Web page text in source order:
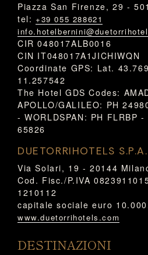
Piazza San Firenze, 29 -
tel: +39 055 288621
CIR 048017ALB0016
CIN IT048017A1JICHIWQN
Coordinate GPS: Lat.
11.257542
The Hotel GDS Codes:
APOLLO/GALILEO: PH
- WORLDSPAN: PH FLRBP -
65826
DUETORRIHOTELS S.P.A.
Via Solari, 19 - 20144
Cod. Fisc./P.IVA
1210112
capitale sociale euro
www.duetorrihotels.com
DESTINAZIONI